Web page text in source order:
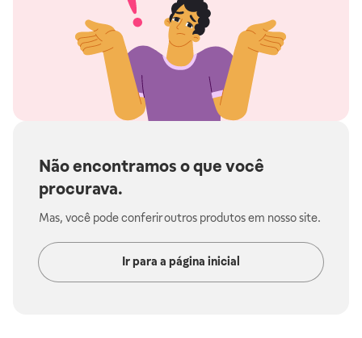
Não encontramos o que você
procurava.
Mas, você pode conferir outros produtos em nosso site.
Ir para a página inicial